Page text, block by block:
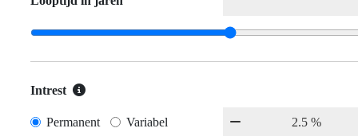
Intrest
Permanent Variabel